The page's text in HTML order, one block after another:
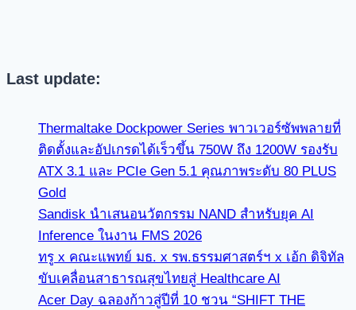
Last update:
Thermaltake Dockpower Series พาวเวอร์ซัพพลายที่
ติดตั้งและอัปเกรดได้เร็วขึ้น 750W ถึง 1200W รองรับ
ATX 3.1 และ PCIe Gen 5.1 คุณภาพระดับ 80 PLUS
Gold
Sandisk นำเสนอนวัตกรรม NAND สำหรับยุค AI
Inference ในงาน FMS 2026
ทรู x คณะแพทย์ มธ. x รพ.ธรรมศาสตร์ฯ x เอ้ก ดิจิทัล
ขับเคลื่อนสาธารณสุขไทยสู่ Healthcare AI
Acer Day ฉลองก้าวสู่ปีที่ 10 ชวน “SHIFT THE